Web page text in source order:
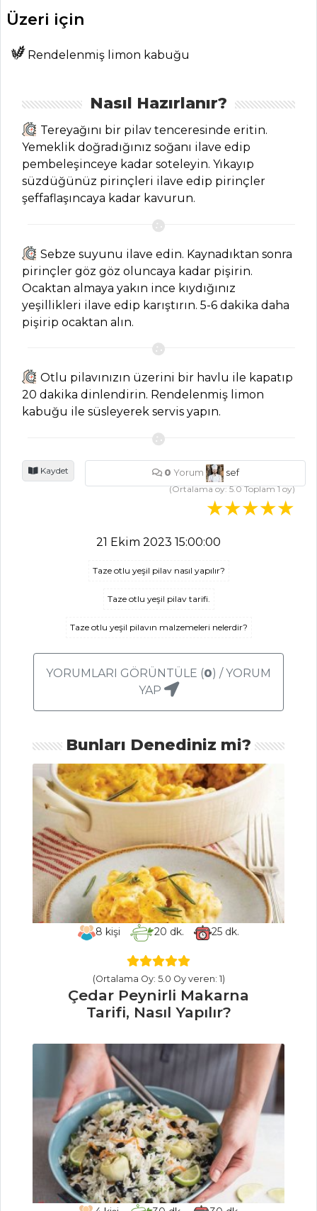
MASTERCHEF
Ördek Sirit Tarifi,
Yumurtlayan
Tavuk Tarifi, Nasıl
Yapılır?
Tavuklu Şiş
Mantı Tarifi, Nasıl
Yapılır?
Tarifleri
İÇECEKLER
Pancarlı
Demirhindi
Şerbeti Tarifi, Nasıl
Yapılır?
Tarifi, Nasıl Yapılır?
YEMEKLERI
Acılı Barbunya
Tarifi, Nasıl Yapılır?
Sebze Yemekleri
Tüm Tarifleri
PASTA VE
TATLILAR
Çikolatalı Mini
Kekeler Tarifi, Nasıl
Yapılır?
Taze Kızılcık
Suyu Tarifi, Nasıl
Portakallı Mini
Kekler Tarifi, Nasıl
Yapılır?
Pasta ve Tatlılar
Tüm Tarifleri
ET YEMEKLERI
Garnitürlü
Beşamel Soslu
Rulo Tavuk Tarifi,
Nasıl Yapılır?
Üzeri için
Rendelenmiş limon kabuğu
Nasıl Hazırlanır?
Tereyağını bir pilav tenceresinde eritin.
Yemeklik doğradığınız soğanı ilave edip
pembeleşinceye kadar soteleyin. Yıkayıp
süzdüğünüz pirinçleri ilave edip pirinçler
şeffaflaşıncaya kadar kavurun.
Sebze suyunu ilave edin. Kaynadıktan sonra
pirinçler göz göz oluncaya kadar pişirin.
Ocaktan almaya yakın ince kıydığınız
yeşillikleri ilave edip karıştırın. 5-6 dakika daha
pişirip ocaktan alın.
Otlu pilavınızın üzerini bir havlu ile kapatıp
20 dakika dinlendirin. Rendelenmiş limon
kabuğu ile süsleyerek servis yapın.
Kaydet 0 Yorum
sef
(Ortalama oy:5.0Toplam1oy)
21 Ekim 2023 15:00:00
Taze otlu yeşil pilav nasıl yapılır?
Taze otlu yeşil pilav tarifi.
Taze otlu yeşil pilavın malzemeleri nelerdir?
YORUMLARI GÖRÜNTÜLE (0) / YORUM
YAP
Bunları Denediniz mi?
8 kişi 20 dk. 25 dk.
(Ortalama Oy: 5.0 Oy veren: 1)
Çedar Peynirli Makarna
Tarifi, Nasıl Yapılır?